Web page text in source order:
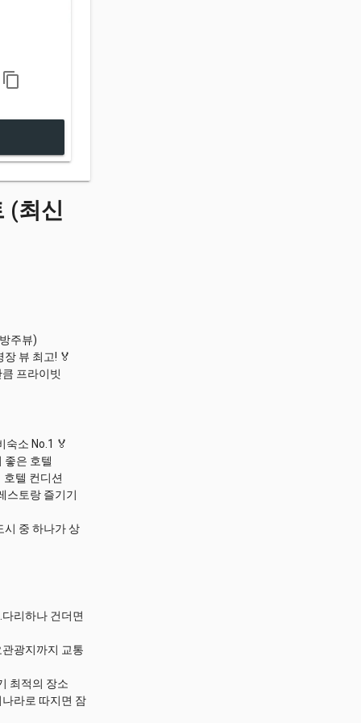
content_copy
(최신
주뷰)
뷰 최고! 🏅
프라이빗
소 No.1 🏅
좋은 호텔
텔 컨디션
스토랑 즐기기
시 중 하나가 상
리하나 건더면
광지까지 교통
최적의 장소
라로 따지면 잠